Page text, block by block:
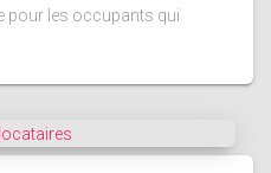
pour les occupants qui